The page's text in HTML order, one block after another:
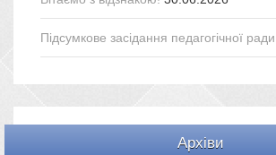
Підсумкове засідання педагогічної ради
Архіви